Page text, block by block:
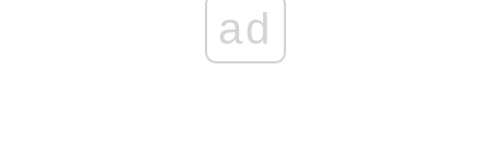
ad